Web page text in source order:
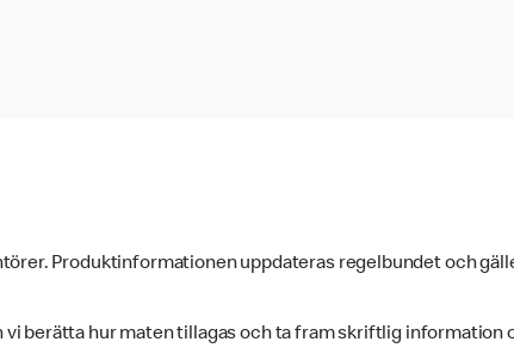
Produktinformationen uppdateras regelbundet och
berätta hur maten tillagas och ta fram skriftlig information